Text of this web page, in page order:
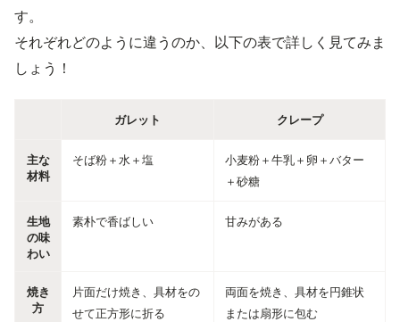
す。
それぞれどのように違うのか、以下の表で詳しく見てみま
しょう！
ガレット クレープ
主な
材料
そば粉＋水＋塩
小麦粉＋牛乳＋卵＋バター
＋砂糖
生地
の味
わい
素朴で香ばしい 甘みがある
焼き
方
片面だけ焼き、具材をの
せて正方形に折る
両面を焼き、具材を円錐状
または扇形に包む